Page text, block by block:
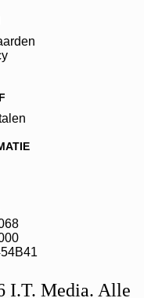
I.T. Media. Alle